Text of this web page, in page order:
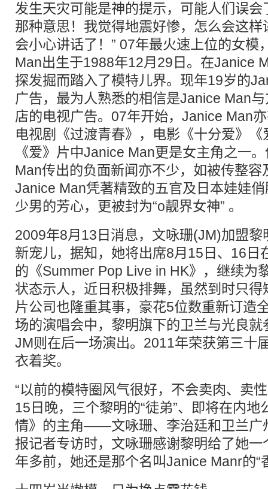
发生天灾可能是神的提示，可能人们误
那种意思！我觉得地震好惨，怎么会这
会小心讲话了！” 07年最火速上位的女模
Man出生于1988年12月29日。在Janice
探发掘而踏入了模特儿界。现年19岁的
广告，最为人熟悉的相信是Janice Man
店的电视广告。07年开始，Janice Man
电视剧《过渡青春》，电影《十分爱》
《爱》片中Janice Man更是女主角之一
Man传出的负面新闻亦不少，如被传整
Janice Man凭著精致的五官及日本娃娃
少男的芳心，更被封为“o靓界女神” 。
2009年8月13日消息，文咏珊(JM)加盟
新宠儿，据知，她将出席8月15日、16日
的《Summer Pop Live in HK》，继续为
状态示人，近日积极排舞，虽然到时只
片公司也隆重其事，豪花5位数重新订造
场的演唱会中，黎明旗下的卫兰与光良
JM则在后一场演出。2011年荣获第三十
衣着奖。
“以前的模特圈风气很好，不会卖肉、卖
15日晚，三个黎明的“徒弟”、即将在内地
情》的主角——文咏珊、李治廷和卫兰广
报记者专访时，文咏珊感谢黎明给了她
年多前，她还是那个名叫Janice Manr的“